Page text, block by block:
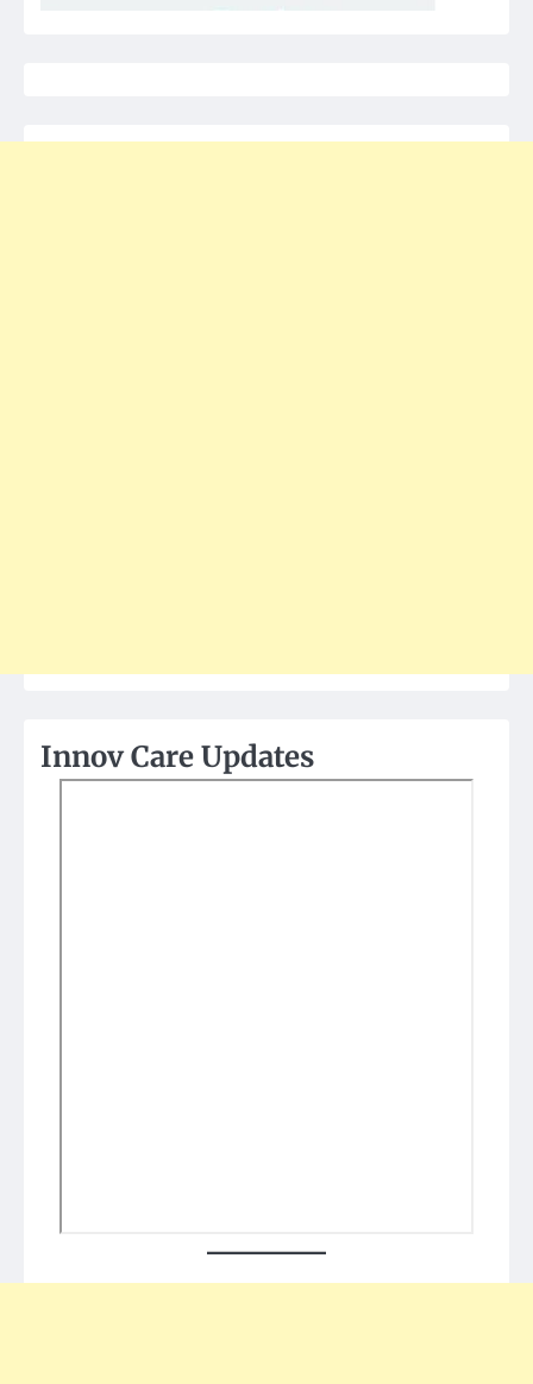
Innov Care Updates